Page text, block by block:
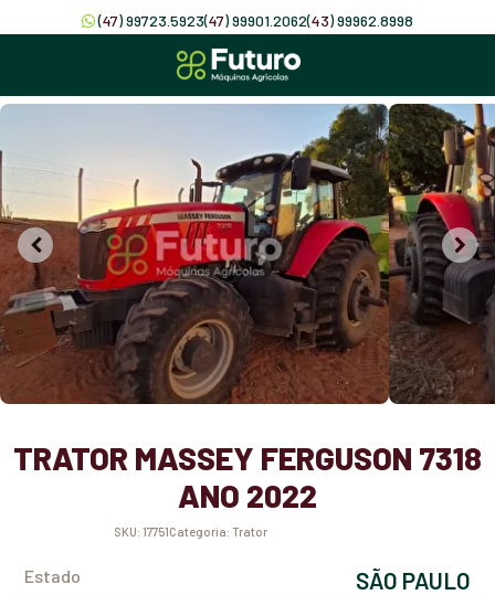
(47) 99723.5923(47) 99901.2062(43) 99962.8998
TRATOR MASSEY FERGUSON 7318
ANO 2022
SKU: 17751 Categoria: Trator
Estado SÃO PAULO